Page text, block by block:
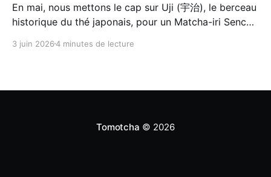
En mai, nous mettons le cap sur Uji (宇治), le berceau
historique du thé japonais, pour un Matcha-iri Sencha
C'est un thé composé d'un matcha d'Uji de première
3 juin 20264 minutes de lecture
Tomotcha © 2026